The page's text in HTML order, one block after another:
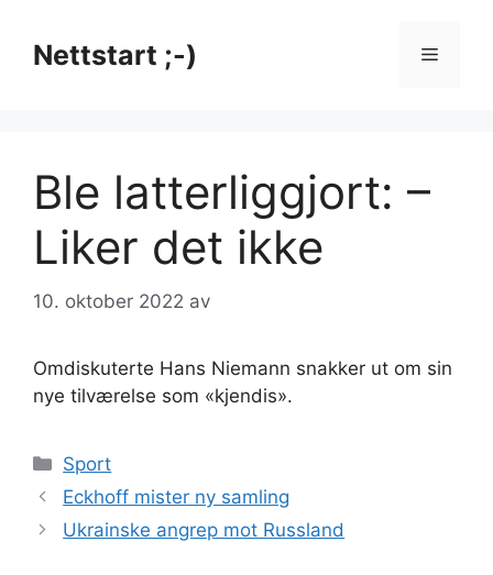
innholdNettstart ;-) Meny
Ble latterliggjort: –
Liker det ikke
10. oktober 2022 av
Omdiskuterte Hans Niemann snakker ut om sin
nye tilværelse som «kjendis».
Kategorier
Sport
Eckhoff mister ny samling
Ukrainske angrep mot Russland